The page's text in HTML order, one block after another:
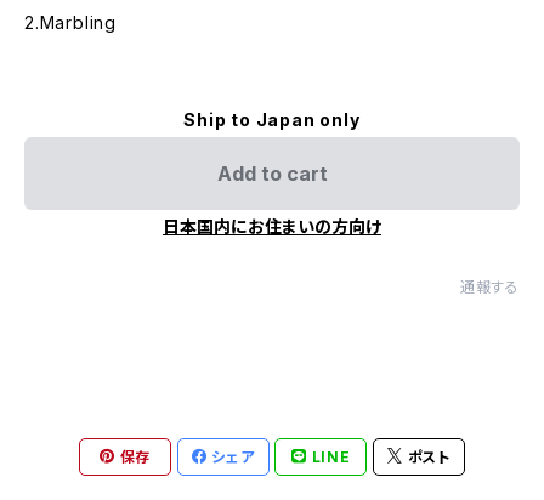
2.Marbling
Ship to Japan only
Add to cart
日本国内にお住まいの方向け
通報する
保存 シェア LINE ポスト